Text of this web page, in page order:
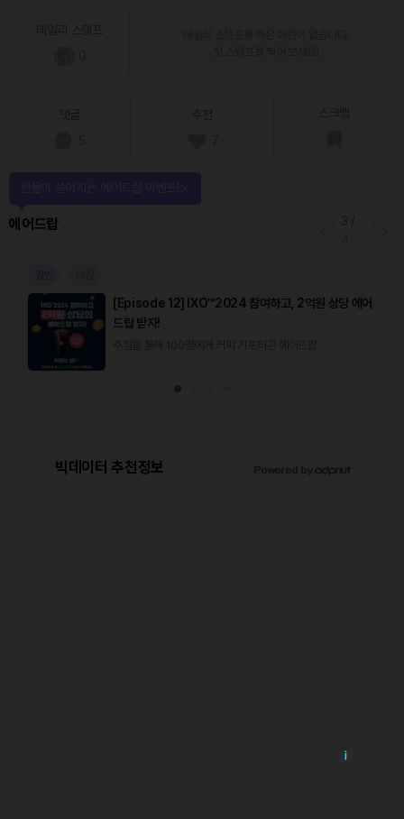
에어드랍
[Episode 12] IXO™2024 참여하고, 2억원 상당 에어
드랍 받자!
빅데이터 추천정보